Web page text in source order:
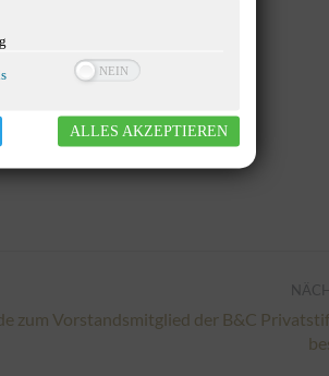
zum Vorstandsmitglied der B&C
ALLES AKZEPTIEREN